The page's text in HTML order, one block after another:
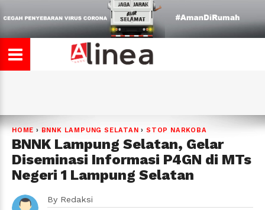
HOME › BNNK LAMPUNG SELATAN ›STOP NARKOBA
BNNK Lampung Selatan, Gelar
Diseminasi Informasi P4GN di MTs
Negeri 1 Lampung Selatan
By Redaksi